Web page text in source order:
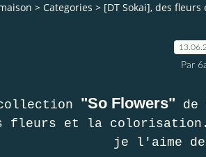
> Categories > [DT Sokai], des fleurs
Par
"So Flowers" de
fleurs et la
je l'aime